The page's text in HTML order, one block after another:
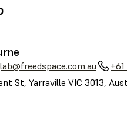
+61
St, Yarraville VIC 3013,